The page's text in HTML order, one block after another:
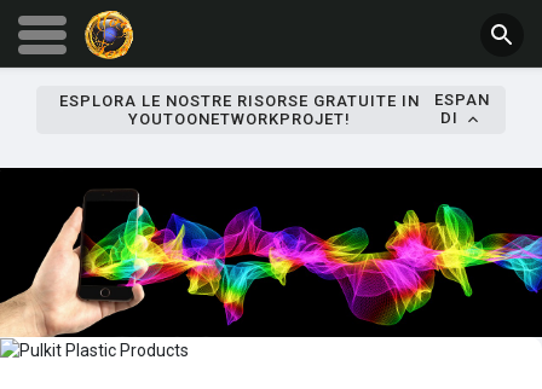
ESPLORA LE NOSTRE RISORSE GRATUITE IN
YOUTOONETWORKPROJET!
ESPAN
DI